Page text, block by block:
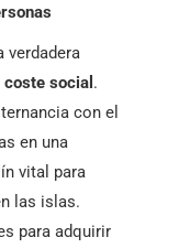
verdadera
social .
con el
en una
vital para
las islas.
para adquirir